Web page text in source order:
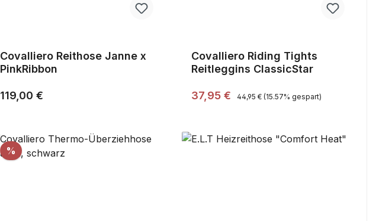
Covalliero Reithose Janne x
PinkRibbon
Regulärer Preis:
119,00 €
Covalliero Riding Tights
Reitleggins ClassicStar
Verkaufspreis:
37,95 € Regulärer Preis:
44,95 € (15.57% gespart)
% Rabatt